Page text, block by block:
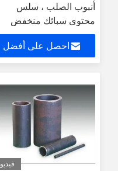
أنبوب الصلب ، سلس
محتوى سبائك منخفض
جولة أنابيب الصلب
احصل على أفضل
فيديو